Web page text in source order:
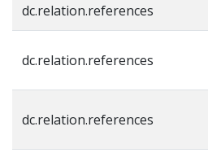
dc.relation.references
dc.relation.references
dc.relation.references